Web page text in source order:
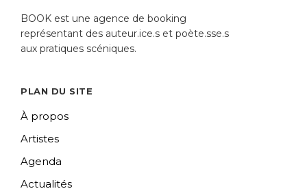
BOOK est une agence de booking
représentant des auteur.ice.s et poète.sse.s
aux pratiques scéniques.
PLAN DU SITE
À propos
Artistes
Agenda
Actualités